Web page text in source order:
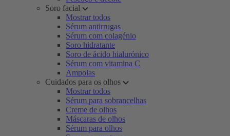
Soro facial
Mostrar todos
Sérum antirrugas
Sérum com colagénio
Soro hidratante
Soro de ácido hialurónico
Sérum com vitamina C
Ampolas
Cuidados para os olhos
Mostrar todos
Sérum para sobrancelhas
Creme de olhos
Máscaras de olhos
Sérum para olhos